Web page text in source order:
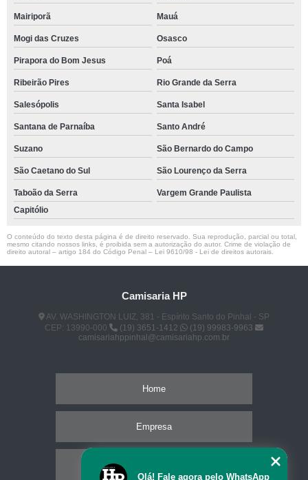
Mairiporã Mauá
Mogi das Cruzes Osasco
Pirapora do Bom Jesus Poá
Ribeirão Pires Rio Grande da Serra
Salesópolis Santa Isabel
Santana de Parnaíba Santo André
Suzano São Bernardo do Campo
São Caetano do Sul São Lourenço da Serra
Taboão da Serra
Vargem Grande Paulista
Capitólio
O conteúdo do texto desta página é de direito reservado. Sua reprodução, parcial ou total,
mesmo citando nossos links, é proibida sem a autorização do autor. Crime de violação de
direito autoral – artigo 184 do Código Penal – Lei 9610/98 - Lei de direitos autorais
Camisaria HP
AV. WASHINGTON LUIZ, 381 - Espírito Santo do Pinhal - SP
CEP: 13990-000
(19) 3651-1412
(19) 99983-9963
camisariahppinhal@camisariahp.com.br
Home
Empresa
Olá! Fale agora pelo WhatsApp